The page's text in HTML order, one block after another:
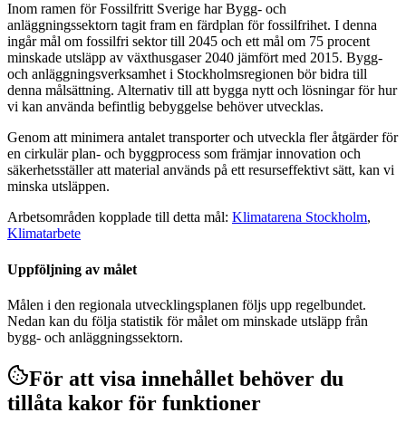
Inom ramen för Fossilfritt Sverige har Bygg- och
anläggningssektorn tagit fram en färdplan för fossilfrihet. I denna
ingår mål om fossilfri sektor till 2045 och ett mål om 75 procent
minskade utsläpp av växthusgaser 2040 jämfört med 2015. Bygg-
och anläggningsverksamhet i Stockholms­regionen bör bidra till
denna målsättning. Alternativ till att bygga nytt och lösningar för hur
vi kan använda befintlig bebyggelse behöver utvecklas.
Genom att minimera antalet transporter och utveckla fler åtgärder för
en cirkulär plan- och byggprocess som främjar innovation och
säkerhetsställer att material används på ett resurs­effektivt sätt, kan vi
minska utsläppen.
Arbetsområden kopplade till detta mål: Klimatarena Stockholm,
Klimatarbete
Uppföljning av målet
Målen i den regionala utvecklingsplanen följs upp regelbundet.
Nedan kan du följa statistik för målet om minskade utsläpp från
bygg- och anläggningssektorn.
För att visa innehållet behöver du
tillåta kakor för funktioner